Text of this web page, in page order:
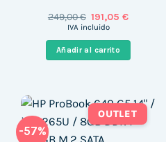
249,00€ El
precio
era:
249,00 €.
191,05€El
es:
IVA incluido
Añadir al carrito
-57%
OUTLET